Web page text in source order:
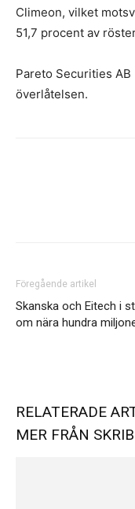
Climeon, vilket
51,7 procent av
Pareto Securities
överlåtelsen.
Föregående artikel
Skanska och Eitech i
om nära hundra
RELATERADE
MER FRÅN